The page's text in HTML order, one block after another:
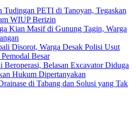
PETI di Tanoyan, Tegaskan
WIUP Berizin
Kian Masif di Gunung Tagin, Warga
Disorot, Warga Desak Polisi Usut
Besar
Belasan Excavator Diduga
Hukum Dipertanyakan
di Tabang dan Solusi yang Tak